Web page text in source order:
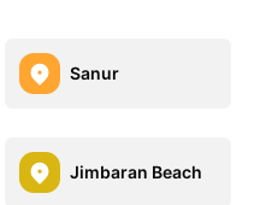
Sanur
Jimbaran Beach